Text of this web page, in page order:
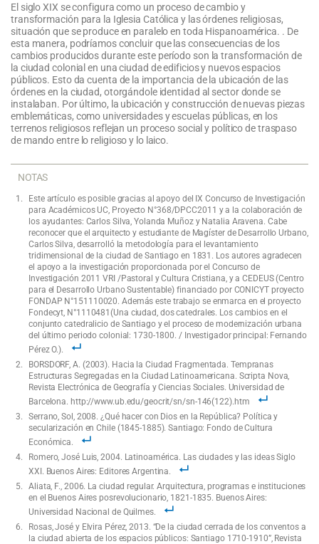
El siglo XIX se configura como un proceso de cambio y
transformación para la Iglesia Católica y las órdenes religiosas,
situación que se produce en paralelo en toda Hispanoamérica. . De
esta manera, podríamos concluir que las consecuencias de los
cambios producidos durante este período son la transformación de
la ciudad colonial en una ciudad de edificios y nuevos espacios
públicos. Esto da cuenta de la importancia de la ubicación de las
órdenes en la ciudad, otorgándole identidad al sector donde se
instalaban. Por último, la ubicación y construcción de nuevas piezas
emblemáticas, como universidades y escuelas públicas, en los
terrenos religiosos reflejan un proceso social y político de traspaso
de mando entre lo religioso y lo laico.
NOTAS
Este artículo es posible gracias al apoyo del IX Concurso de Investigación
para Académicos UC, Proyecto N°368/DPCC2011 y a la colaboración de
los ayudantes: Carlos Silva, Yolanda Muñoz y Natalia Aravena. Cabe
reconocer que el arquitecto y estudiante de Magíster de Desarrollo Urbano,
Carlos Silva, desarrolló la metodología para el levantamiento
tridimensional de la ciudad de Santiago en 1831. Los autores agradecen
el apoyo a la investigación proporcionada por el Concurso de
Investigación 2011 VRI /Pastoral y Cultura Cristiana, y a CEDEUS (Centro
para el Desarrollo Urbano Sustentable) financiado por CONICYT proyecto
FONDAP N°151110020. Además este trabajo se enmarca en el proyecto
Fondecyt, N°1110481(Una ciudad, dos catedrales. Los cambios en el
conjunto catedralicio de Santiago y el proceso de modernización urbana
del último periodo colonial: 1730-1800. / Investigador principal: Fernando
Pérez O.).
BORSDORF, A. (2003). Hacia la Ciudad Fragmentada. Tempranas
Estructuras Segregadas en la Ciudad Latinoamericana. Scripta Nova,
Revista Electrónica de Geografía y Ciencias Sociales. Universidad de
Barcelona. http://www.ub.edu/geocrit/sn/sn-146(122).htm
Serrano, Sol, 2008. ¿Qué hacer con Dios en la República? Política y
secularización en Chile (1845-1885). Santiago: Fondo de Cultura
Económica.
Romero, José Luis, 2004. Latinoamérica. Las ciudades y las ideas Siglo
XXI. Buenos Aires: Editores Argentina.
Aliata, F., 2006. La ciudad regular. Arquitectura, programas e instituciones
en el Buenos Aires posrevolucionario, 1821-1835. Buenos Aires:
Universidad Nacional de Quilmes.
Rosas, José y Elvira Pérez, 2013. “De la ciudad cerrada de los conventos a
la ciudad abierta de los espacios públicos: Santiago 1710-1910”, Revista